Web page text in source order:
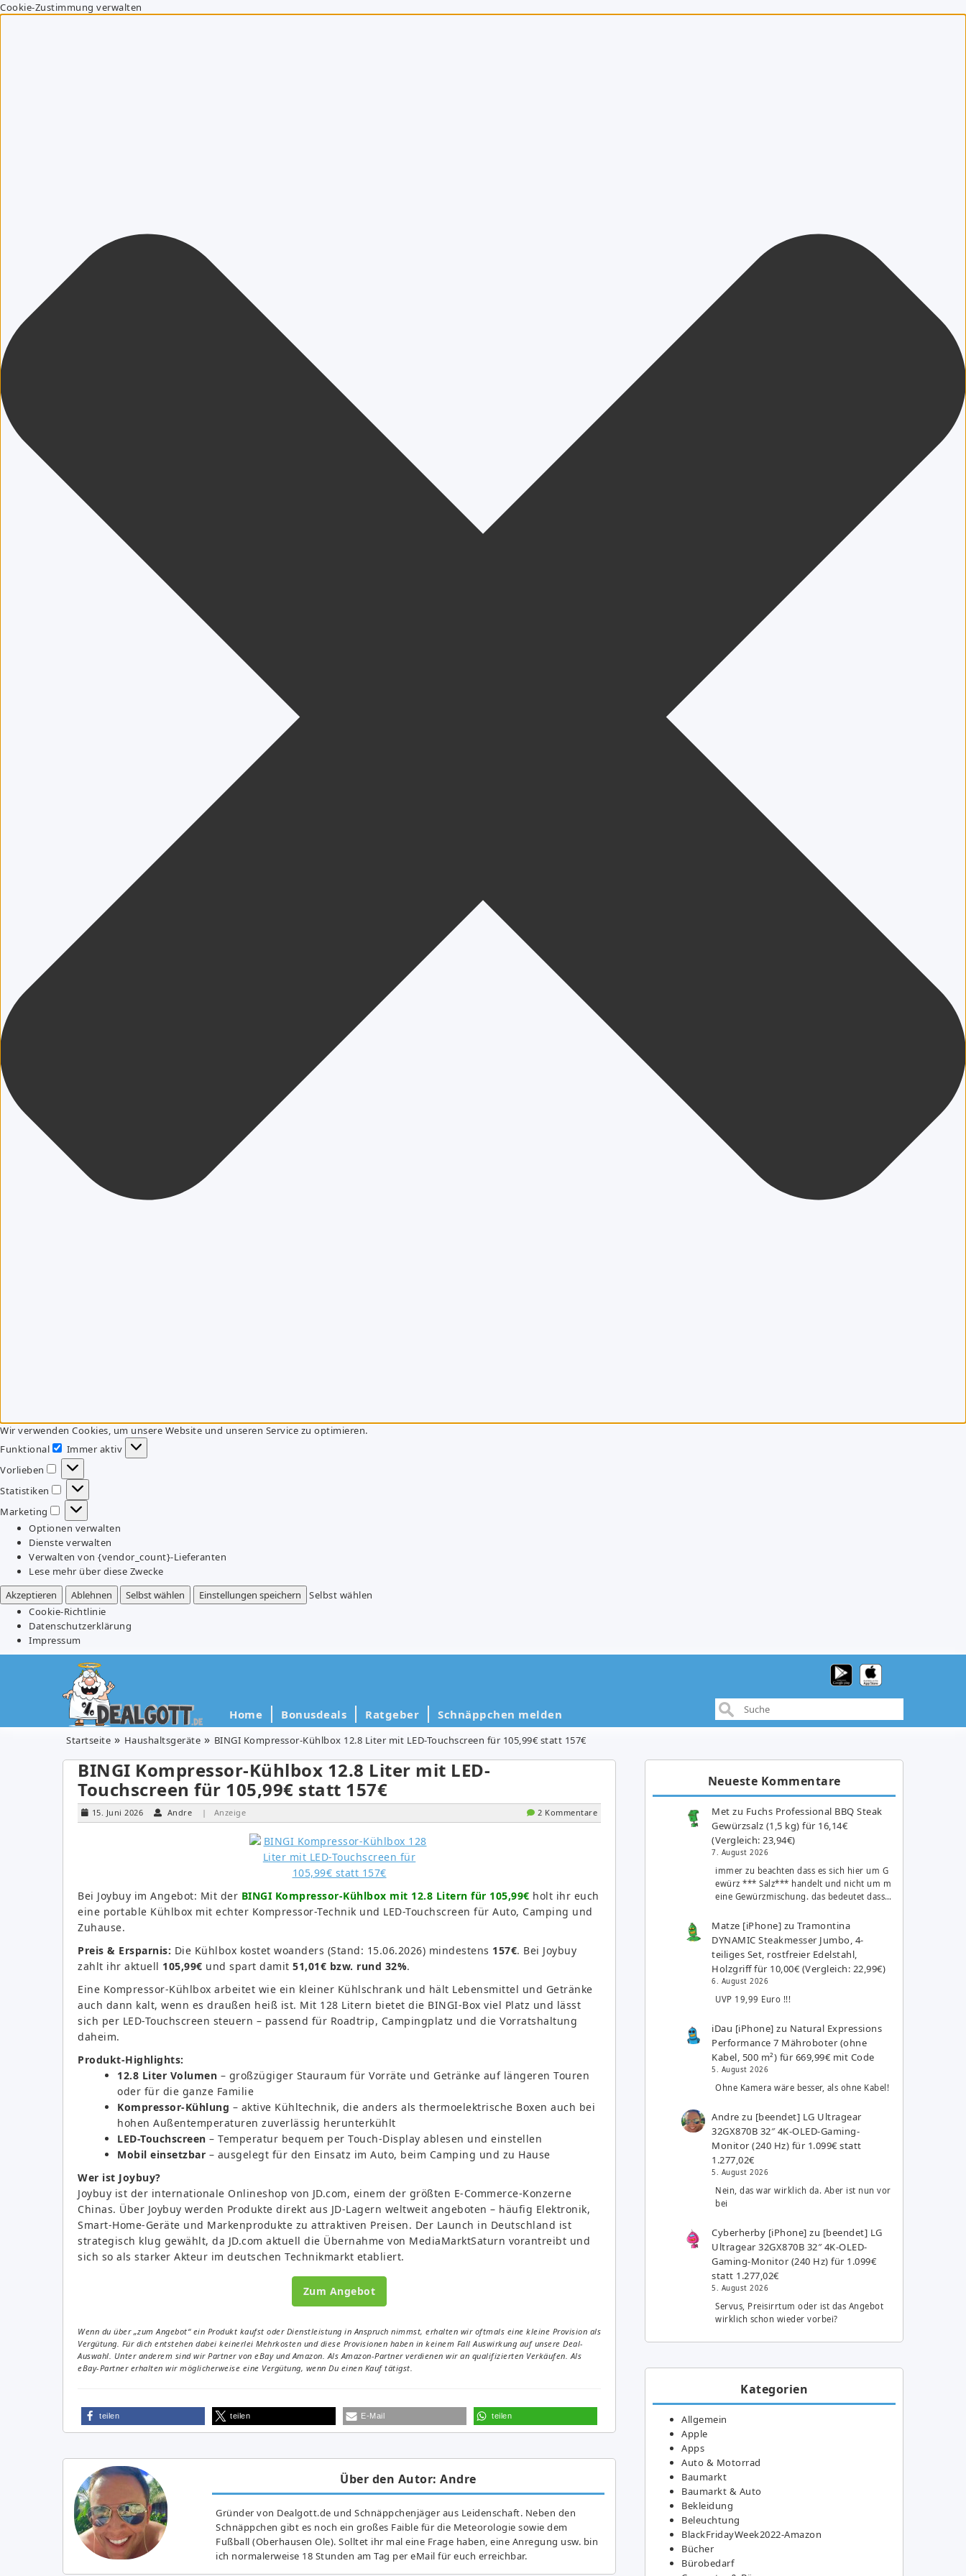
Cookie-Zustimmung verwalten
Wir verwenden Cookies, um unsere Website und unseren Service zu optimieren.
Funktional
Funktional
Immer aktiv
Vorlieben
Vorlieben
Statistiken
Statistiken
Marketing
Marketing
Optionen verwalten
Dienste verwalten
Verwalten von {vendor_count}-Lieferanten
Lese mehr über diese Zwecke
Akzeptieren
Ablehnen Selbst wählen Einstellungen speichern
Selbst wählen
Cookie-Richtlinie
Datenschutzerklärung
Impressum
Home Bonusdeals Ratgeber Schnäppchen melden
Startseite Haushaltsgeräte BINGI Kompressor-Kühlbox 12.8 Liter mit LED-Touchscreen für 105,99€ statt 157€
BINGI Kompressor-Kühlbox 12.8 Liter mit LED-
Touchscreen für 105,99€ statt 157€
15. Juni 2026 Andre | Anzeige 2 Kommentare
Bei Joybuy im Angebot: Mit der BINGI Kompressor-Kühlbox mit 12.8 Litern für 105,99€ holt ihr euch
eine portable Kühlbox mit echter Kompressor-Technik und LED-Touchscreen für Auto, Camping und
Zuhause.
Preis & Ersparnis: Die Kühlbox kostet woanders (Stand: 15.06.2026) mindestens 157€. Bei Joybuy
zahlt ihr aktuell 105,99€ und spart damit 51,01€ bzw. rund 32%.
Eine Kompressor-Kühlbox arbeitet wie ein kleiner Kühlschrank und hält Lebensmittel und Getränke
auch dann kalt, wenn es draußen heiß ist. Mit 128 Litern bietet die BINGI-Box viel Platz und lässt
sich per LED-Touchscreen steuern – passend für Roadtrip, Campingplatz und die Vorratshaltung
daheim.
Produkt-Highlights:
12.8 Liter Volumen – großzügiger Stauraum für Vorräte und Getränke auf längeren Touren
oder für die ganze Familie
Kompressor-Kühlung – aktive Kühltechnik, die anders als thermoelektrische Boxen auch bei
hohen Außentemperaturen zuverlässig herunterkühlt
LED-Touchscreen – Temperatur bequem per Touch-Display ablesen und einstellen
Mobil einsetzbar – ausgelegt für den Einsatz im Auto, beim Camping und zu Hause
Wer ist Joybuy?
Joybuy ist der internationale Onlineshop von JD.com, einem der größten E-Commerce-Konzerne
Chinas. Über Joybuy werden Produkte direkt aus JD-Lagern weltweit angeboten – häufig Elektronik,
Smart-Home-Geräte und Markenprodukte zu attraktiven Preisen. Der Launch in Deutschland ist
strategisch klug gewählt, da JD.com aktuell die Übernahme von MediaMarktSaturn vorantreibt und
sich so als starker Akteur im deutschen Technikmarkt etabliert.
Zum Angebot
Wenn du über „zum Angebot“ ein Produkt kaufst oder Dienstleistung in Anspruch nimmst, erhalten wir oftmals eine kleine Provision als
Vergütung. Für dich entstehen dabei keinerlei Mehrkosten und diese Provisionen haben in keinem Fall Auswirkung auf unsere Deal-
Auswahl. Unter anderem sind wir Partner von eBay und Amazon. Als Amazon-Partner verdienen wir an qualifizierten Verkäufen. Als
eBay-Partner erhalten wir möglicherweise eine Vergütung, wenn Du einen Kauf tätigst.
teilen teilen E-Mail teilen
Über den Autor: Andre
Gründer von Dealgott.de und Schnäppchenjäger aus Leidenschaft. Neben den
Schnäppchen gibt es noch ein großes Fai­ble für die Meteorologie sowie dem
Fußball (Oberhausen Ole). Solltet ihr mal eine Frage haben, eine Anregung usw. bin
ich normalerweise 18 Stunden am Tag per eMail für euch erreichbar.
Neueste Kommentare
Met zu Fuchs Professional BBQ Steak
Gewürzsalz (1,5 kg) für 16,14€
(Vergleich: 23,94€)
7. August 2026
immer zu beachten dass es sich hier um G
ewürz *** Salz*** handelt und nicht um m
eine Gewürzmischung. das bedeutet dass…
Matze [iPhone] zuTramontina
DYNAMIC Steakmesser Jumbo, 4-
teiliges Set, rostfreier Edelstahl,
Holzgriff für 10,00€ (Vergleich: 22,99€)
6. August 2026
UVP 19,99 Euro !!!
iDau [iPhone] zu Natural Expressions
Performance 7 Mähroboter (ohne
Kabel, 500 m²) für 669,99€ mit Code
5. August 2026
Ohne Kamera wäre besser, als ohne Kabel!
Andre zu [beendet] LG Ultragear
32GX870B 32″ 4K-OLED-Gaming-
Monitor (240 Hz) für 1.099€ statt
1.277,02€
5. August 2026
Nein, das war wirklich da. Aber ist nun vor
bei
Cyberherby [iPhone] zu [beendet] LG
Ultragear 32GX870B 32″ 4K-OLED-
Gaming-Monitor (240 Hz) für 1.099€
statt 1.277,02€
5. August 2026
Servus, Preisirrtum oder ist das Angebot
wirklich schon wieder vorbei?
Kategorien
Allgemein
Apple
Apps
Auto & Motorrad
Baumarkt
Baumarkt & Auto
Bekleidung
Beleuchtung
BlackFridayWeek2022-Amazon
Bücher
Bürobedarf